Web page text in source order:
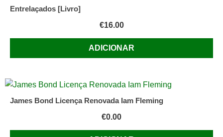
Entrelaçados [Livro]
€16.00
ADICIONAR
James Bond Licença Renovada Iam Fleming
€0.00